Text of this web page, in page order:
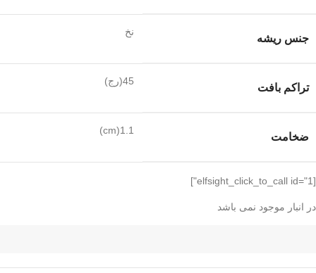
جنس ریشه
نخ
تراکم بافت
45(رج)
ضخامت
1.1(cm)
[elfsight_click_to_call id="1"]
در انبار موجود نمی باشد